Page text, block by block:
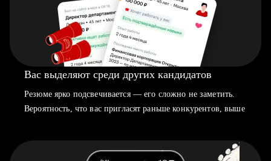
Вас выделяют среди других кандидатов
Резюме ярко подсвечивается — его сложно не заметить.
Вероятность, что вас пригласят раньше конкурентов, выше